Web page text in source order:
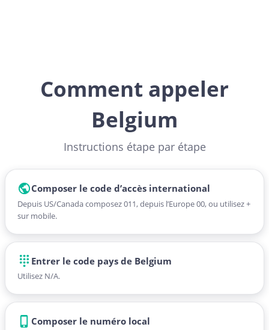
Comment appeler
Belgium
Instructions étape par étape
Composer le code d’accès international
Depuis US/Canada composez 011, depuis l’Europe 00, ou utilisez +
sur mobile.
Entrer le code pays de Belgium
Utilisez N/A.
Composer le numéro local